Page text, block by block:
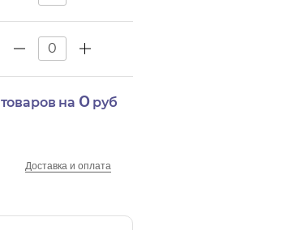
товаров на 0руб
Доставка и оплата